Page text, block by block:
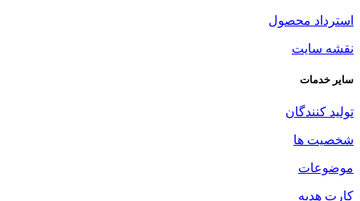
استرداد محصول
نقشه سایت
سایر خدمات
تولید کنندگان
شخصیت ها
موضوعات
کارت هدیه